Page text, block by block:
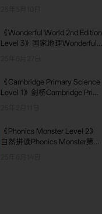
《Wonderful World 2nd Edition
Level 3》国家地理Wonderful
《Cambridge Primary Science
Level 1》剑桥Cambridge Prim
《Phonics Monster Level 2》
自然拼读Phonics Monster第二